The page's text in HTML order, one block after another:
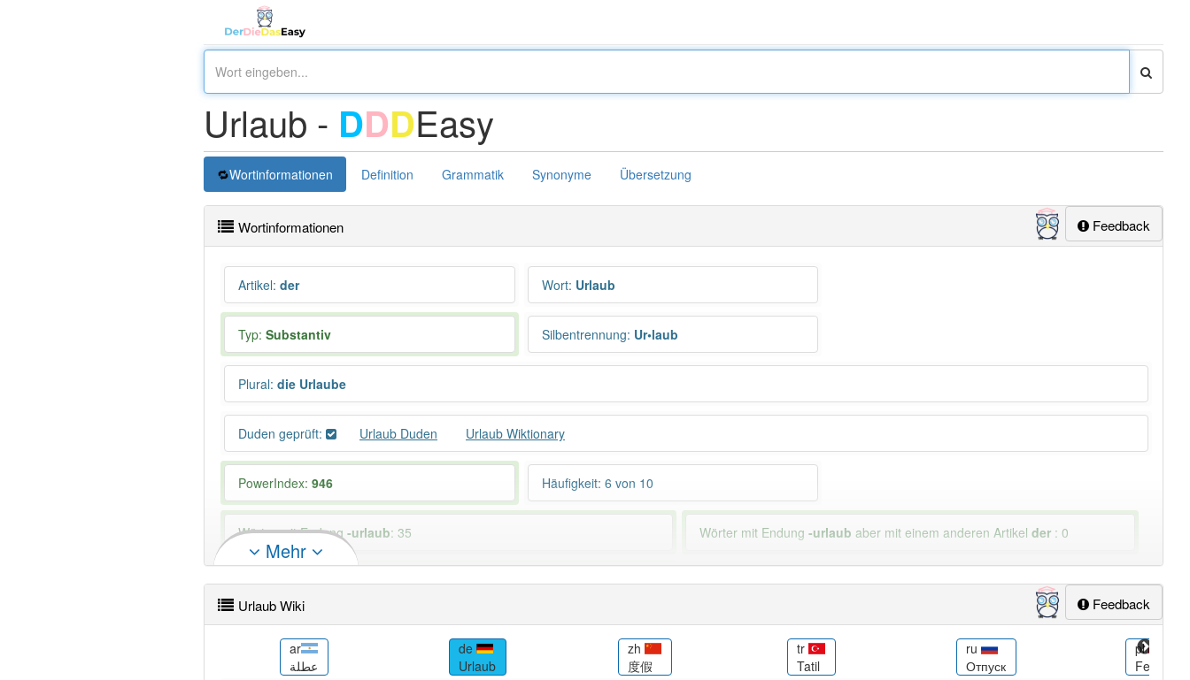
Urlaub - DDDEasy
Wortinformationen Definition Grammatik Synonyme Übersetzung
Feedback
Wortinformationen
Artikel: der Wort: Urlaub
Typ: Substantiv Silbentrennung: Ur•laub
Plural: die Urlaube
Duden geprüft: Urlaub Duden Urlaub Wiktionary
PowerIndex: 946 Häufigkeit: 6 von 10
Wörter mit Endung -urlaub: 35 Wörter mit Endung-urlaub aber mit einem anderen Artikelder : 0
89% unserer Spielapp-Nutzer haben den Artikel korrekt erraten.
Mehr
Feedback
Urlaub Wiki
ar
عطلة
de
Urlaub
zh
度假
tr
Tatil
ru
Отпуск
pl
Ferie